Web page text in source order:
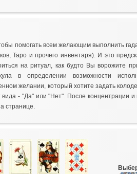
помогать всем желающим выполнить
Таро и прочего инвентаря). И это
на ритуал, как будто Вы ворожите
в определении возможности
желании, который хотите задать
- "Да" или "Нет". После концентрации и
странице.